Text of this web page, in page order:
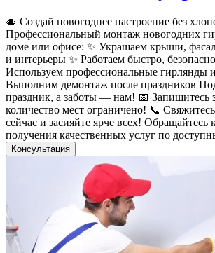
🎄 Создай новогоднее настроение без
Профессиональный монтаж новогодних
доме или офисе: ✨ Украшаем крыши,
и интерьеры ✨ Работаем быстро,
Используем профессиональные гирлянды
Выполним демонтаж после праздников
праздник, а заботы — нам! 📅 Запишитесь
количество мест ограничено! 📞
сейчас и засияйте ярче всех! Обращайтесь
получения качественных услуг по
Консультация